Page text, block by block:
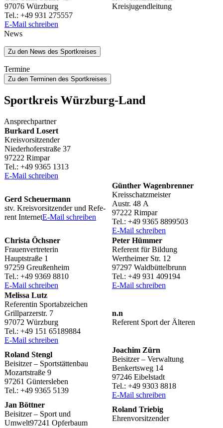
97076 Würzburg
Tel.: +49 931 275557
E‑Mail schrei­ben
Kreisjugendleitung
News
Zu den News des Sportkreises
Termine
Zu den Terminen des Sportkreises
Sport­kreis Würzburg-Land
Ansprech­part­ner
Burkard Losert
Kreisvorsitzender
Nieder­ho­fer­straße 37
97222 Rimpar
Tel.: +49 9365 1313
E‑Mail schrei­ben
Gerd Scheu­er­mann
stv. Kreis­vor­sit­zen­der und Refe­
rent Inter­netE‑Mail schrei­ben
Günther Wagen­bren­ner
Kreisschatzmeister
Austr. 48 A
97222 Rimpar
Tel.: +49 9365 8899503
E‑Mail schrei­ben
Christa Öchs­ner
Frauenvertreterin
Haupt­straße 1
97259 Greußenheim
Tel.: +49 9369 8810
E‑Mail schrei­ben
Peter Hümmer
Refe­rent für Bildung
Wert­hei­mer Str. 12
97297 Waldbüttelbrunn
Tel.: +49 931 409194
E‑Mail schrei­ben
Melissa Lutz
Refe­ren­tin Sportabzeichen
Grill­par­zer­str. 7
97072 Würzburg
Tel.: +49 151 65189884
E‑Mail schrei­ben
n.n
Refe­rent Sport der Älteren
Roland Stengl
Beisit­zer – Sportstättenbau
Mozart­straße 9
97261 Güntersleben
Tel.: +49 9365 5139
Joachim Zürn
Beisit­zer – Verwaltung
Benkerts­weg 14
97246 Eibelstadt
Tel.: +49 9303 8818
E‑Mail schrei­ben
Jan Bött­ner
Beisit­zer – Sport und
Umwelt97241 Opferbaum
Roland Trie­big
Ehren­vor­sit­zen­der